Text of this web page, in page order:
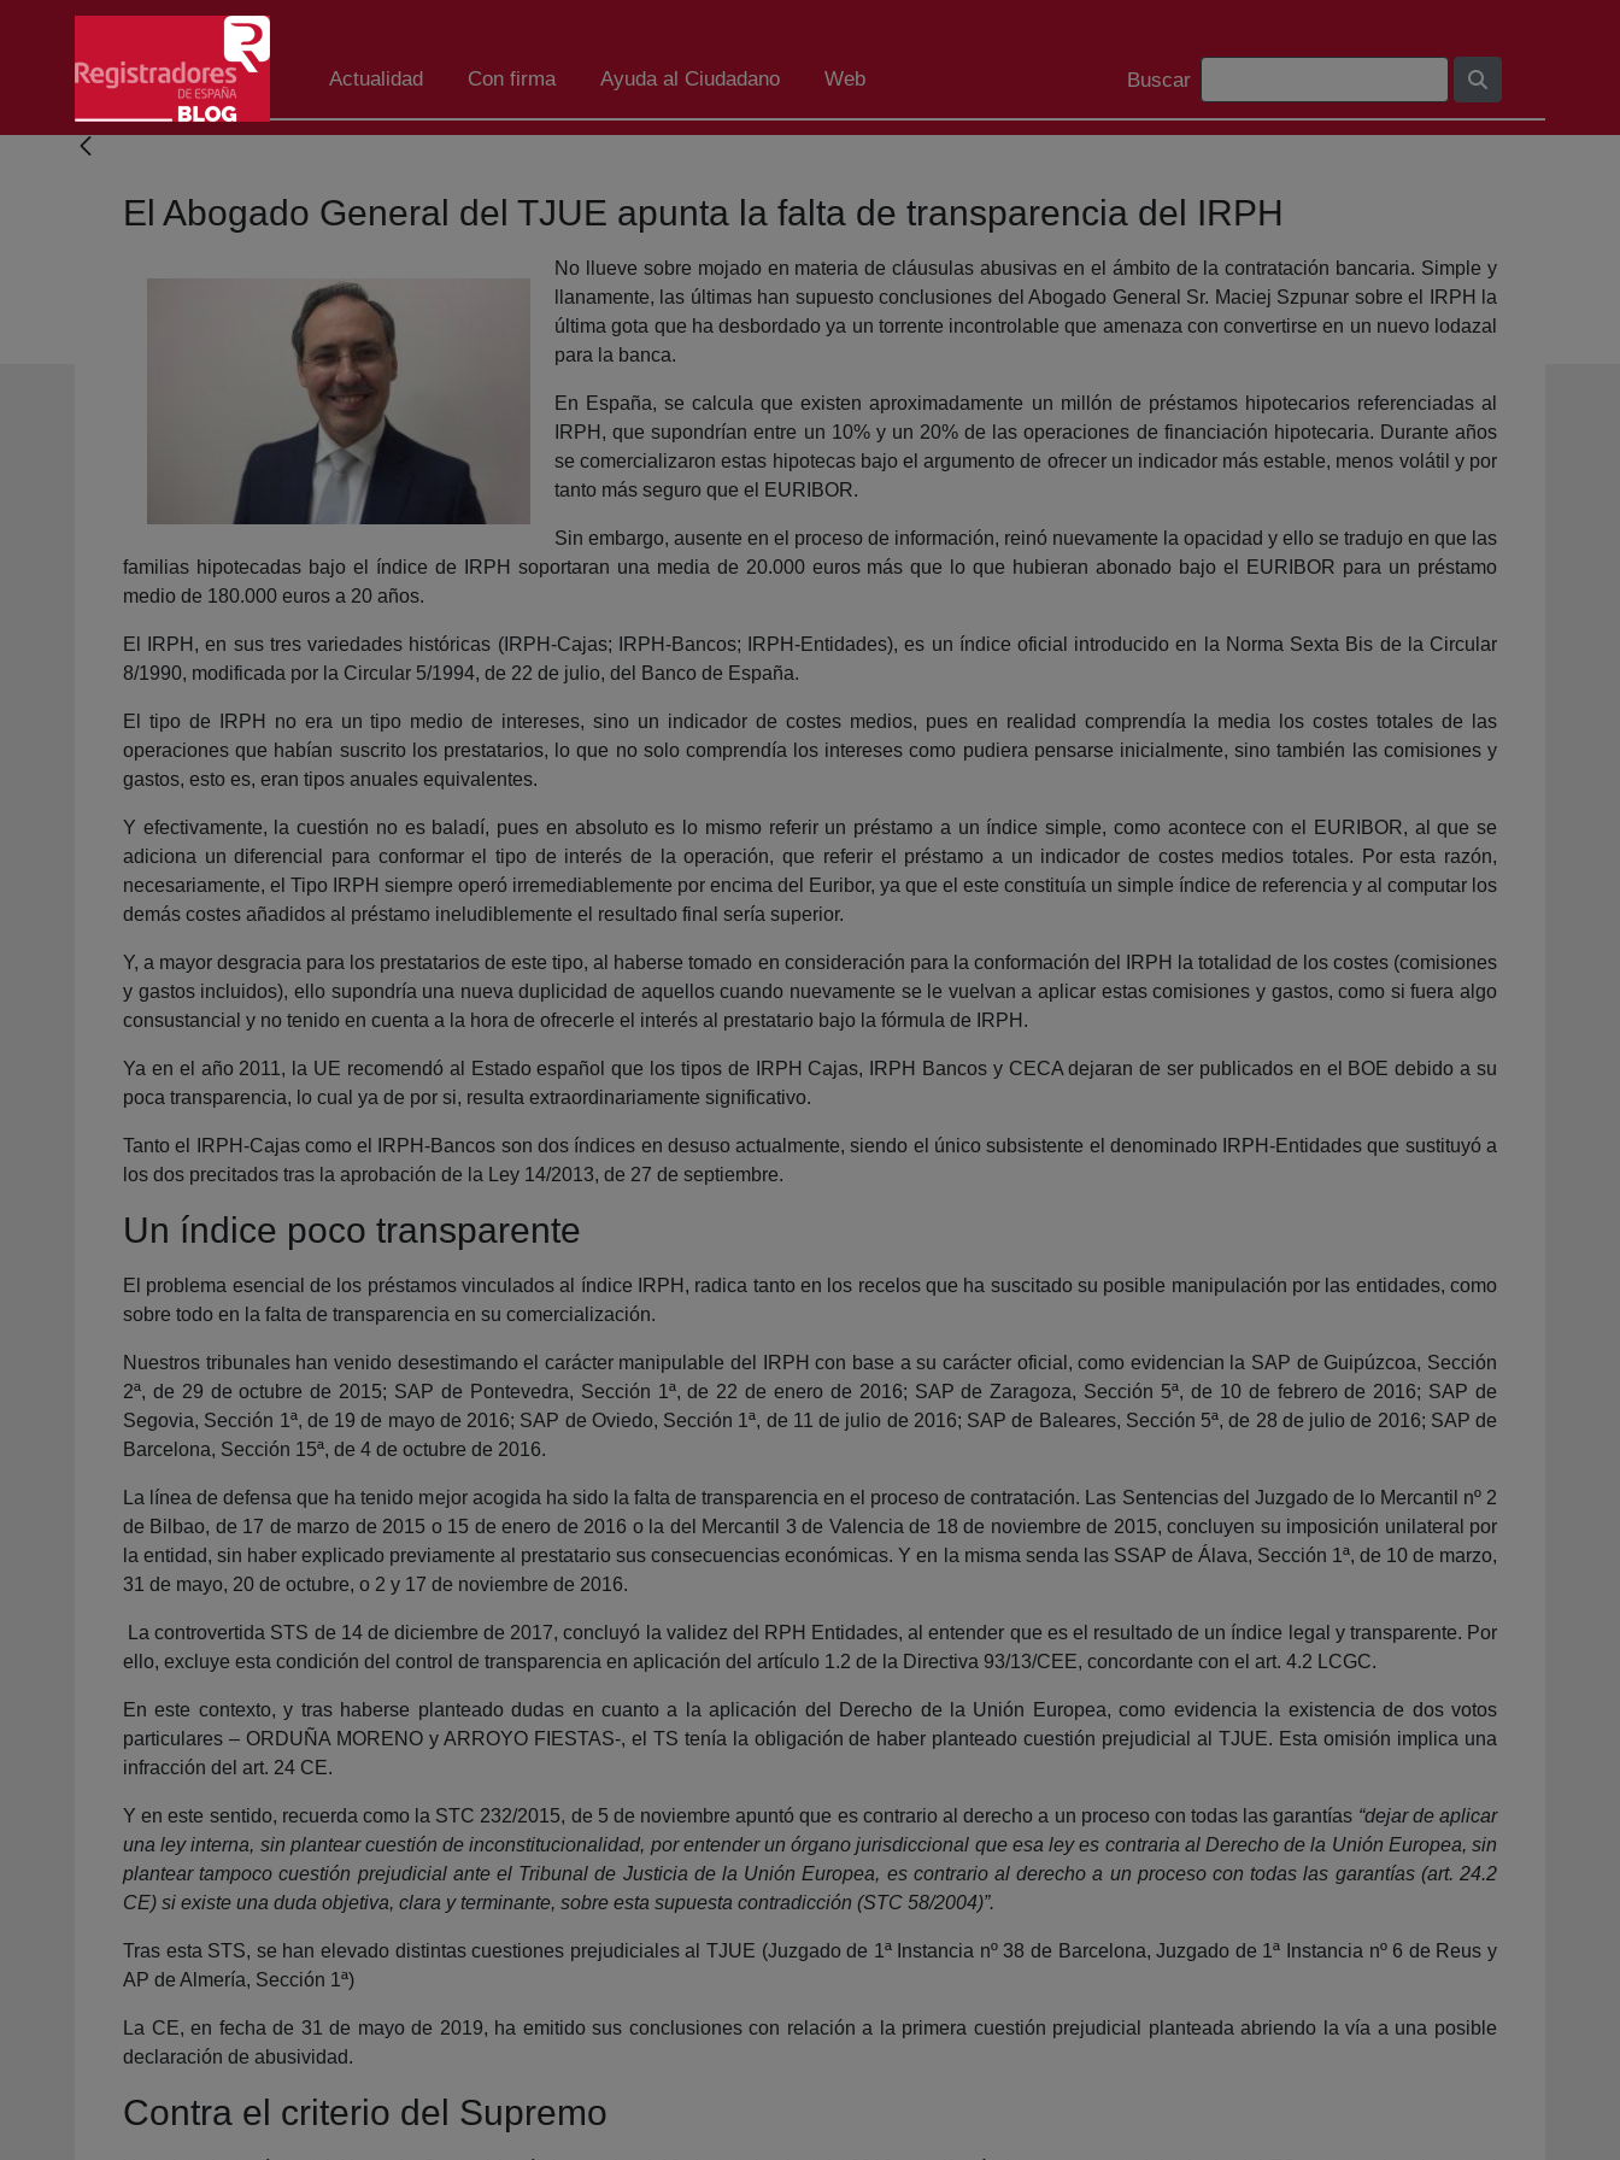
Saltar al contenido principal
Actualidad Con firma Ayuda al Ciudadano Web
Barra de búsqueda
Buscar
El Abogado General del TJUE apunta la falta de transparencia del IRPH
No llueve sobre mojado en materia de cláusulas abusivas en el ámbito de la contratación bancaria. Simple y
llanamente, las últimas han supuesto conclusiones del Abogado General Sr. Maciej Szpunar sobre el IRPH la
última gota que ha desbordado ya un torrente incontrolable que amenaza con convertirse en un nuevo lodazal
para la banca.
En España, se calcula que existen aproximadamente un millón de préstamos hipotecarios referenciadas al
IRPH, que supondrían entre un 10% y un 20% de las operaciones de financiación hipotecaria. Durante años
se comercializaron estas hipotecas bajo el argumento de ofrecer un indicador más estable, menos volátil y por
tanto más seguro que el EURIBOR.
Sin embargo, ausente en el proceso de información, reinó nuevamente la opacidad y ello se tradujo en que las
familias hipotecadas bajo el índice de IRPH soportaran una media de 20.000 euros más que lo que hubieran abonado bajo el EURIBOR para un préstamo
medio de 180.000 euros a 20 años.
El IRPH, en sus tres variedades históricas (IRPH-Cajas; IRPH-Bancos; IRPH-Entidades), es un índice oficial introducido en la Norma Sexta Bis de la Circular
8/1990, modificada por la Circular 5/1994, de 22 de julio, del Banco de España.
El tipo de IRPH no era un tipo medio de intereses, sino un indicador de costes medios, pues en realidad comprendía la media los costes totales de las
operaciones que habían suscrito los prestatarios, lo que no solo comprendía los intereses como pudiera pensarse inicialmente, sino también las comisiones y
gastos, esto es, eran tipos anuales equivalentes.
Y efectivamente, la cuestión no es baladí, pues en absoluto es lo mismo referir un préstamo a un índice simple, como acontece con el EURIBOR, al que se
adiciona un diferencial para conformar el tipo de interés de la operación, que referir el préstamo a un indicador de costes medios totales. Por esta razón,
necesariamente, el Tipo IRPH siempre operó irremediablemente por encima del Euribor, ya que el este constituía un simple índice de referencia y al computar los
demás costes añadidos al préstamo ineludiblemente el resultado final sería superior.
Y, a mayor desgracia para los prestatarios de este tipo, al haberse tomado en consideración para la conformación del IRPH la totalidad de los costes (comisiones
y gastos incluidos), ello supondría una nueva duplicidad de aquellos cuando nuevamente se le vuelvan a aplicar estas comisiones y gastos, como si fuera algo
consustancial y no tenido en cuenta a la hora de ofrecerle el interés al prestatario bajo la fórmula de IRPH.
Ya en el año 2011, la UE recomendó al Estado español que los tipos de IRPH Cajas, IRPH Bancos y CECA dejaran de ser publicados en el BOE debido a su
poca transparencia, lo cual ya de por si, resulta extraordinariamente significativo.
Tanto el IRPH-Cajas como el IRPH-Bancos son dos índices en desuso actualmente, siendo el único subsistente el denominado IRPH-Entidades que sustituyó a
los dos precitados tras la aprobación de la Ley 14/2013, de 27 de septiembre.
Un índice poco transparente
El problema esencial de los préstamos vinculados al índice IRPH, radica tanto en los recelos que ha suscitado su posible manipulación por las entidades, como
sobre todo en la falta de transparencia en su comercialización.
Nuestros tribunales han venido desestimando el carácter manipulable del IRPH con base a su carácter oficial, como evidencian la SAP de Guipúzcoa, Sección
2ª, de 29 de octubre de 2015; SAP de Pontevedra, Sección 1ª, de 22 de enero de 2016; SAP de Zaragoza, Sección 5ª, de 10 de febrero de 2016; SAP de
Segovia, Sección 1ª, de 19 de mayo de 2016; SAP de Oviedo, Sección 1ª, de 11 de julio de 2016; SAP de Baleares, Sección 5ª, de 28 de julio de 2016; SAP de
Barcelona, Sección 15ª, de 4 de octubre de 2016.
La línea de defensa que ha tenido mejor acogida ha sido la falta de transparencia en el proceso de contratación. Las Sentencias del Juzgado de lo Mercantil nº 2
de Bilbao, de 17 de marzo de 2015 o 15 de enero de 2016 o la del Mercantil 3 de Valencia de 18 de noviembre de 2015, concluyen su imposición unilateral por
la entidad, sin haber explicado previamente al prestatario sus consecuencias económicas. Y en la misma senda las SSAP de Álava, Sección 1ª, de 10 de marzo,
31 de mayo, 20 de octubre, o 2 y 17 de noviembre de 2016.
La controvertida STS de 14 de diciembre de 2017, concluyó la validez del RPH Entidades, al entender que es el resultado de un índice legal y transparente. Por
ello, excluye esta condición del control de transparencia en aplicación del artículo 1.2 de la Directiva 93/13/CEE, concordante con el art. 4.2 LCGC.
En este contexto, y tras haberse planteado dudas en cuanto a la aplicación del Derecho de la Unión Europea, como evidencia la existencia de dos votos
particulares – ORDUÑA MORENO y ARROYO FIESTAS-, el TS tenía la obligación de haber planteado cuestión prejudicial al TJUE. Esta omisión implica una
infracción del art. 24 CE.
Y en este sentido, recuerda como la STC 232/2015, de 5 de noviembre apuntó que es contrario al derecho a un proceso con todas las garantías “dejar de aplicar
una ley interna, sin plantear cuestión de inconstitucionalidad, por entender un órgano jurisdiccional que esa ley es contraria al Derecho de la Unión Europea, sin
plantear tampoco cuestión prejudicial ante el Tribunal de Justicia de la Unión Europea, es contrario al derecho a un proceso con todas las garantías (art. 24.2
CE) si existe una duda objetiva, clara y terminante, sobre esta supuesta contradicción (STC 58/2004)”.
Tras esta STS, se han elevado distintas cuestiones prejudiciales al TJUE (Juzgado de 1ª Instancia nº 38 de Barcelona, Juzgado de 1ª Instancia nº 6 de Reus y
AP de Almería, Sección 1ª)
La CE, en fecha de 31 de mayo de 2019, ha emitido sus conclusiones con relación a la primera cuestión prejudicial planteada abriendo la vía a una posible
declaración de abusividad.
Contra el criterio del Supremo